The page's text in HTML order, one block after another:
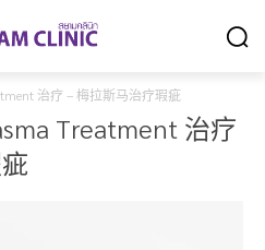
治疗 – 梅拉斯马治疗瑕疵
Treatment 治疗